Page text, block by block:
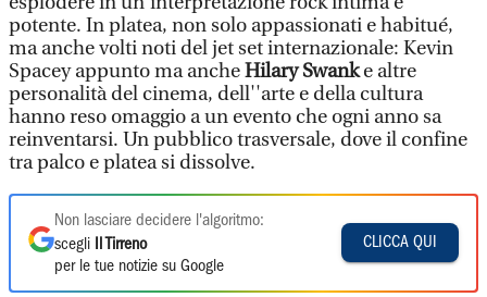
potente. In platea, non solo appassionati e habitué,
ma anche volti noti del jet set internazionale: Kevin
Spacey appunto ma ancheHilary Swanke altre
personalità del cinema, dell''arte e della cultura
hanno reso omaggio a un evento che ogni anno sa
reinventarsi. Un pubblico trasversale, dove il confine
tra palco e platea si dissolve.
Non lasciare decidere l'algoritmo:
scegli
Il Tirreno
per le tue notizie su Google
CLICCA QUI